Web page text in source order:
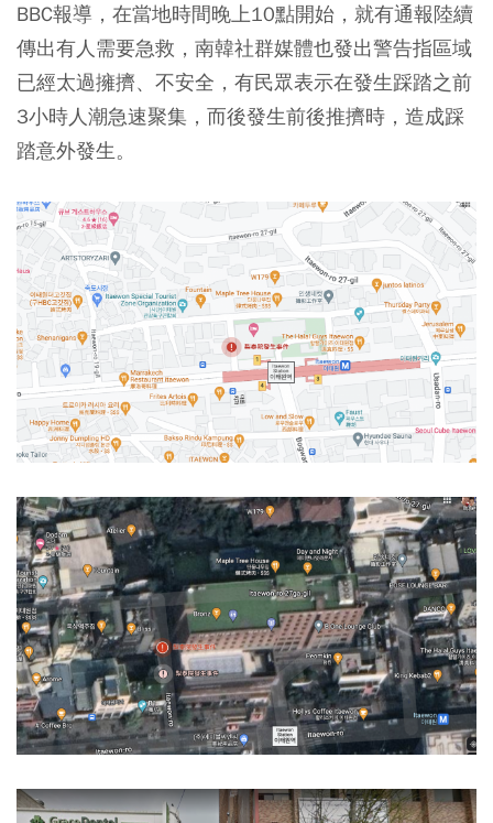
BBC報導，在當地時間晚上10點開始，就有通報陸續
傳出有人需要急救，南韓社群媒體也發出警告指區域
已經太過擁擠、不安全，有民眾表示在發生踩踏之前
3小時人潮急速聚集，而後發生前後推擠時，造成踩
踏意外發生。